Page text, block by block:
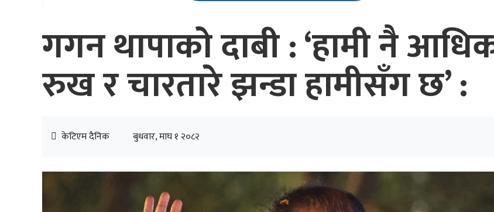
गगन थापाको दाबी : ‘हामी नै
रुख र चारतारे झन्डा हामीसँग छ’ :
केटिएम दैनिक बुधवार, माघ १ २०८२